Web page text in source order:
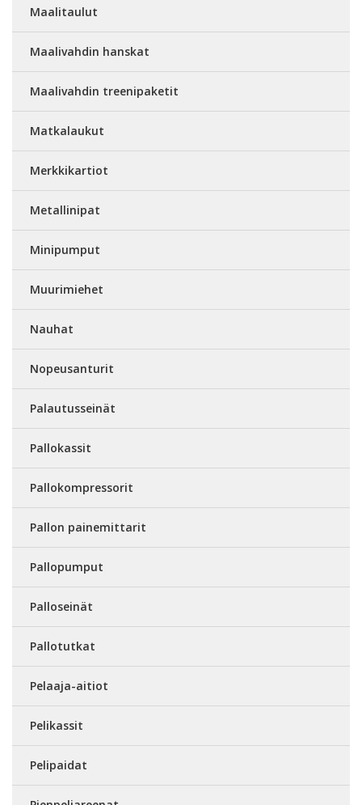
Maalitaulut
Maalivahdin hanskat
Maalivahdin treenipaketit
Matkalaukut
Merkkikartiot
Metallinipat
Minipumput
Muurimiehet
Nauhat
Nopeusanturit
Palautusseinät
Pallokassit
Pallokompressorit
Pallon painemittarit
Pallopumput
Palloseinät
Pallotutkat
Pelaaja-aitiot
Pelikassit
Pelipaidat